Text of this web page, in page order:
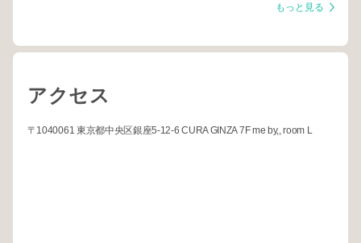
もっと見る
アクセス
〒1040061 東京都中央区銀座5-12-6 CURA GINZA 7F me by,, room L